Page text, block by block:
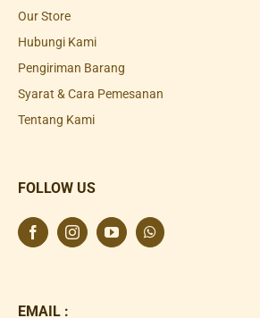
Our Store
Hubungi Kami
Pengiriman Barang
Syarat & Cara Pemesanan
Tentang Kami
FOLLOW US
EMAIL :